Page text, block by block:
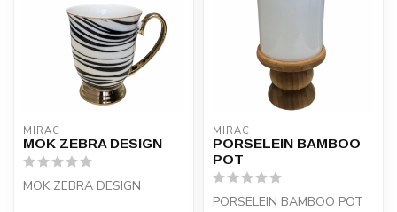
MIRAC
MOK ZEBRA DESIGN
MOK ZEBRA DESIGN
MIRAC
PORSELEIN BAMBOO
POT
PORSELEIN BAMBOO POT